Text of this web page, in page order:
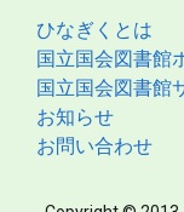
ひなぎくとは
国立国会図書館
国立国会図書館
お知らせ
お問い合わせ